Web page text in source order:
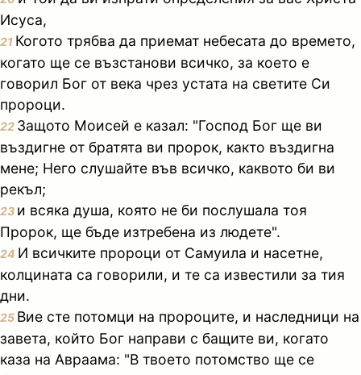
Исуса,
21 Когото трябва да приемат небесата до времето,
когато ще се възстанови всичко, за което е
говорил Бог от века чрез устата на светите Си
пророци.
22 Защото Моисей е казал: "Господ Бог ще ви
въздигне от братята ви пророк, както въздигна
мене; Него слушайте във всичко, каквото би ви
рекъл;
23 и всяка душа, която не би послушала тоя
Пророк, ще бъде изтребена из людете".
24 И всичките пророци от Самуила и насетне,
колцината са говорили, и те са известили за тия
дни.
25 Вие сте потомци на пророците, и наследници на
завета, който Бог направи с бащите ви, когато
каза на Авраама: "В твоето потомство ще се